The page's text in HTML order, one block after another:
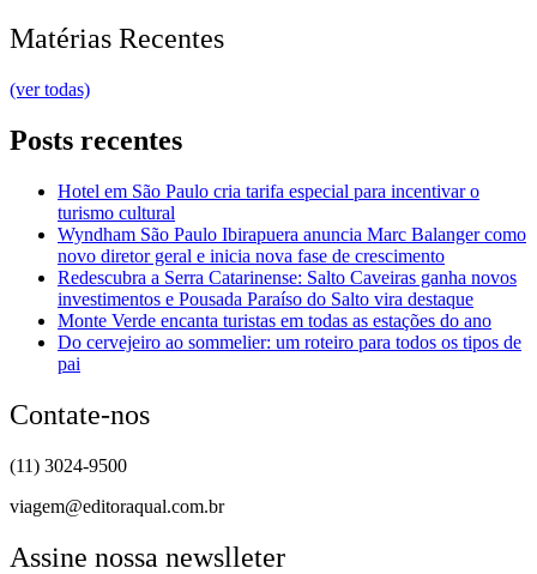
Matérias Recentes
(ver todas)
Posts recentes
Hotel em São Paulo cria tarifa especial para incentivar o
turismo cultural
Wyndham São Paulo Ibirapuera anuncia Marc Balanger como
novo diretor geral e inicia nova fase de crescimento
Redescubra a Serra Catarinense: Salto Caveiras ganha novos
investimentos e Pousada Paraíso do Salto vira destaque
Monte Verde encanta turistas em todas as estações do ano
Do cervejeiro ao sommelier: um roteiro para todos os tipos de
pai
Contate-nos
(11) 3024-9500
viagem@editoraqual.com.br
Assine nossa newslleter